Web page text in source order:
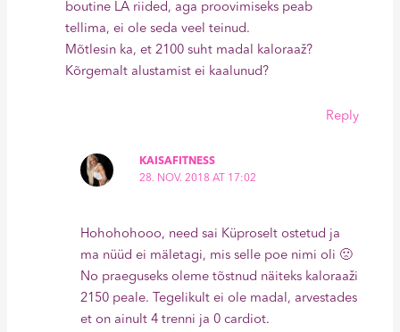
boutine LA riided, aga proovimiseks peab
tellima, ei ole seda veel teinud.
Mõtlesin ka, et 2100 suht madal kaloraaž?
Kõrgemalt alustamist ei kaalunud?
Reply
KAISAFITNESS
28. NOV. 2018 AT 17:02
Hohohohooo, need sai Küproselt ostetud ja
ma nüüd ei mäletagi, mis selle poe nimi oli 🙁
No praeguseks oleme tõstnud näiteks kaloraaži
2150 peale. Tegelikult ei ole madal, arvestades
et on ainult 4 trenni ja 0 cardiot.